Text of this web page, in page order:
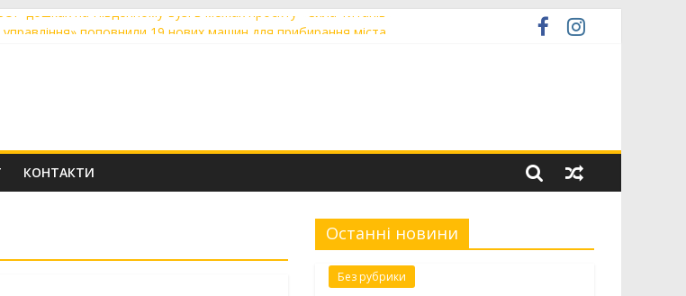
дошках на Південному Бузі в межах проєкту «Сила титанів»
серпня тимчасово немає води та світла
НМТ на 200 балів із двох предметів: їх відзначили в міській раді
КОНТАКТИ
Останні новини
Без рубрики